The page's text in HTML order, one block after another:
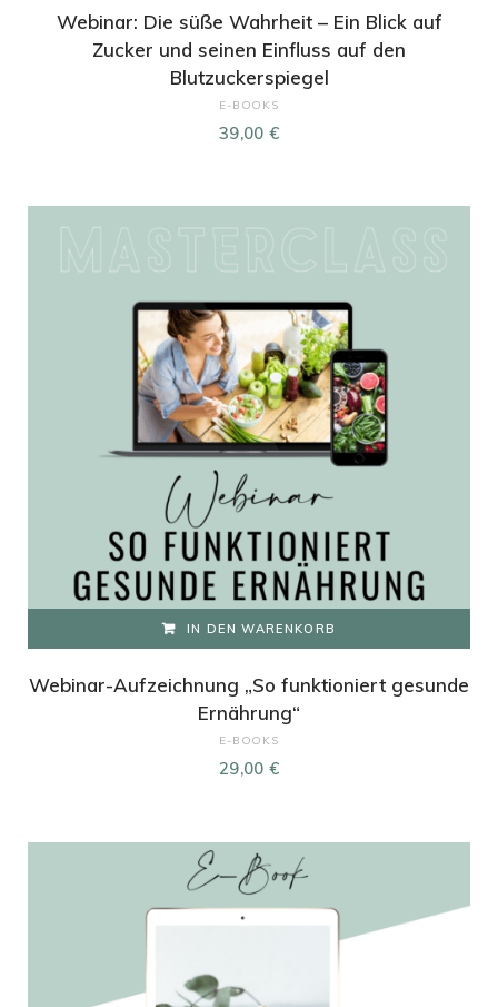
Webinar: Die süße Wahrheit – Ein Blick auf
Zucker und seinen Einfluss auf den
Blutzuckerspiegel
E-BOOKS
39,00 €
IN DEN WARENKORB
Webinar-Aufzeichnung „So funktioniert gesunde
Ernährung“
E-BOOKS
29,00 €